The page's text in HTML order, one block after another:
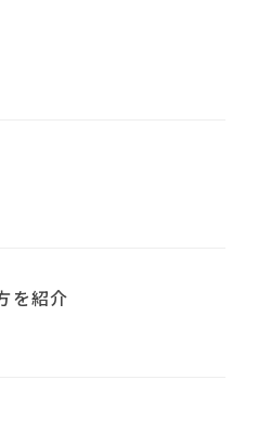
を紹介